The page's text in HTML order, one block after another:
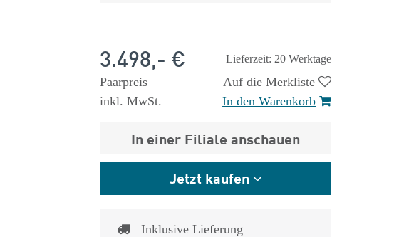
Lieferzeit: 20 Werktage
3.498,- €
Paarpreis
inkl. MwSt.
Auf die Merkliste
In den Warenkorb
In einer Filiale anschauen
Jetzt kaufen
Inklusive Lieferung